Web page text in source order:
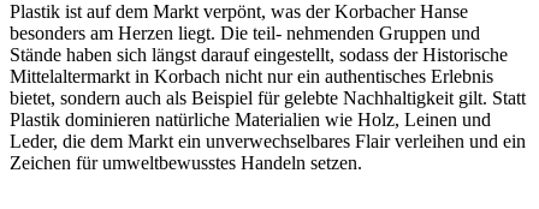
Plastik ist auf dem Markt verpönt, was der Korbacher Hanse
besonders am Herzen liegt. Die teil- nehmenden Gruppen und
Stände haben sich längst darauf eingestellt, sodass der Historische
Mittelaltermarkt in Korbach nicht nur ein authentisches Erlebnis
bietet, sondern auch als Beispiel für gelebte Nachhaltigkeit gilt. Statt
Plastik dominieren natürliche Materialien wie Holz, Leinen und
Leder, die dem Markt ein unverwechselbares Flair verleihen und ein
Zeichen für umweltbewusstes Handeln setzen.